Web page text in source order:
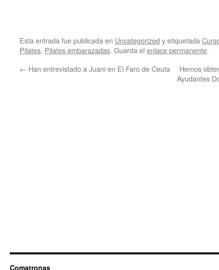
Esta entrada fue publicada en Uncategorized y etiquetada
Pilates, Pilates embarazadas. Guarda el enlace permanente.
← Han entrevistado a Juani en El Faro de Ceuta
Hemos
Ayudantes
Comatronas